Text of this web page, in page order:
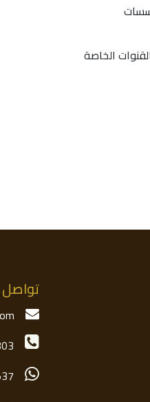
الخاصة
تواصل